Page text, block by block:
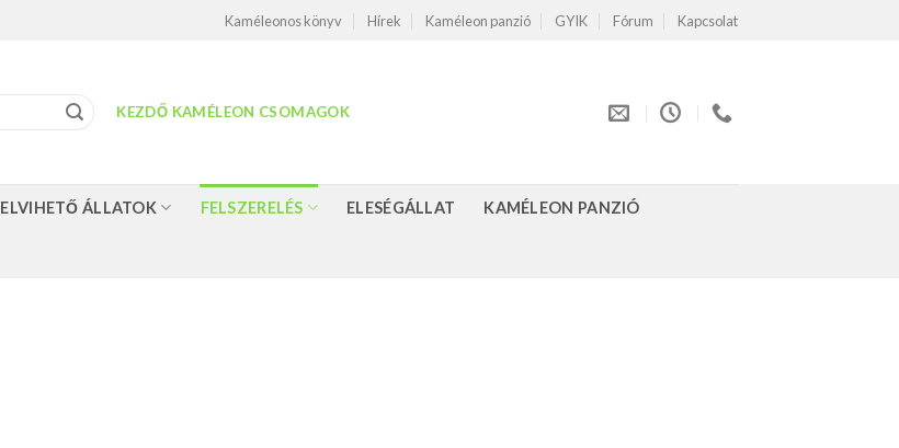
Kaméleonos könyv Hírek Kaméleon panzió GYIK Fórum Kapcsolat
KEZDŐ KAMÉLEON CSOMAGOK
ELVIHETŐ ÁLLATOK FELSZERELÉS ELESÉGÁLLAT KAMÉLEON PANZIÓ